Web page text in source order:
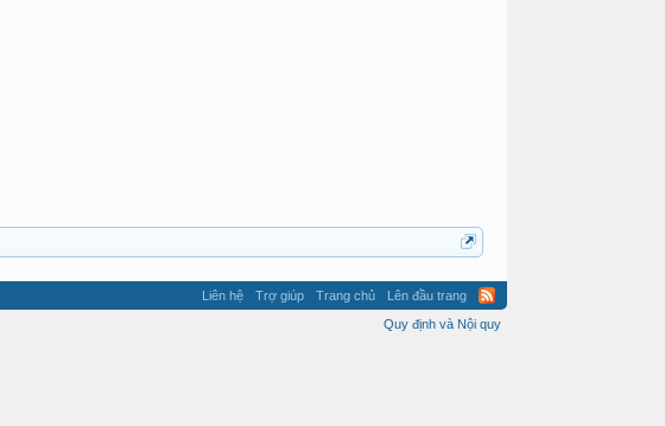
Liên hệ Trợ giúp Trang chủ
Lên đầu trang
Quy định và Nội quy